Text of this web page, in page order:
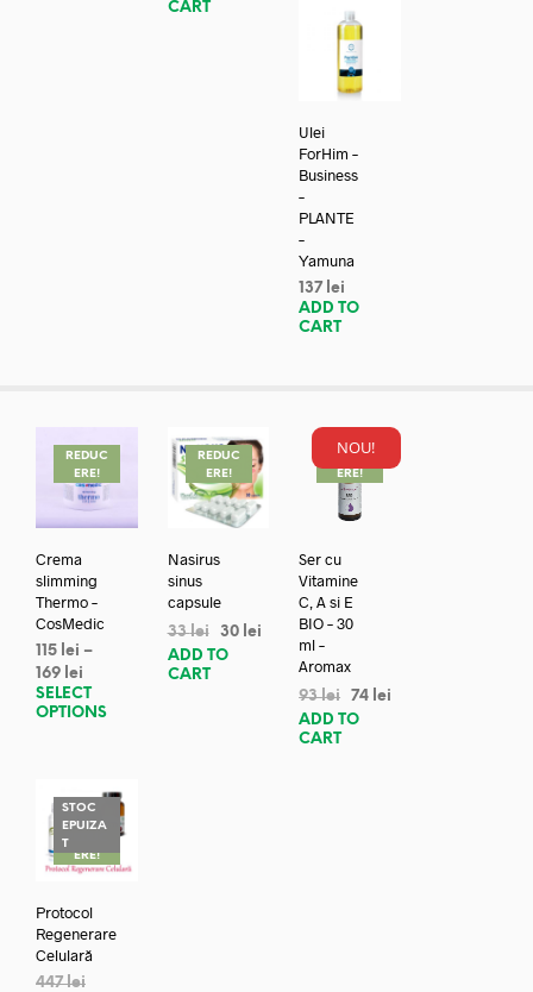
CART
Ulei
ForHim –
Business
–
PLANTE
–
Yamuna
137 lei
ADD TO
CART
REDUC
ERE!
Crema
slimming
Thermo –
CosMedic
115 lei –
169 lei
SELECT
OPTIONS
REDUC
ERE!
Nasirus
sinus
capsule
33lei 30 lei
ADD TO
CART
NOU!
REDUC
ERE!
Ser cu
Vitamine
C, A si E
BIO – 30
ml –
Aromax
93lei 74 lei
ADD TO
CART
STOC
EPUIZA
TREDUC
ERE!
Protocol
Regenerare
Celulară
447lei